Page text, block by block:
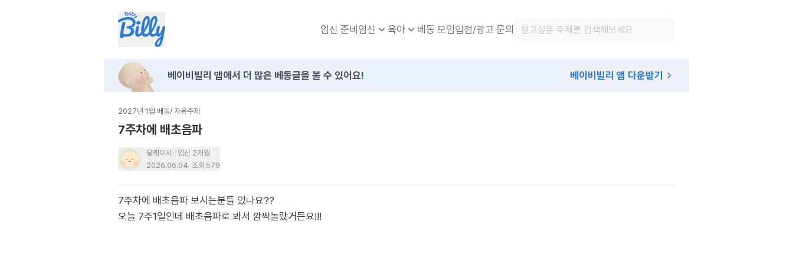
임신 준비임신 육아 베동 모임입점/광고 문의
베이비빌리 앱에서 더 많은 베동글을 볼 수 있어요! 베이비빌리 앱 다운받기
2027년 1월 베동/ 자유주제
7주차에 배초음파
닿케이시
임신 2개월
2026.06.04 조회 579
7주차에 배초음파 보시는분들 있나요??
오늘 7주1일인데 배초음파로 봐서 깜짝놀랐거든요!!!